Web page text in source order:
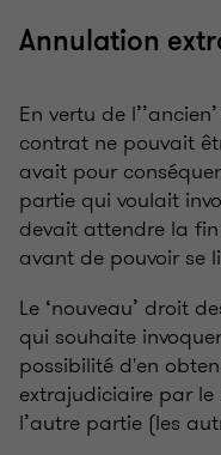
Annulation
En vertu de
contrat ne pouvait
avait pour
partie qui voulait
devait attendre la
avant de pouvoir se
Le ‘nouveau’ droit
qui souhaite
possibilité d'en
extrajudiciaire par
l’autre partie (les